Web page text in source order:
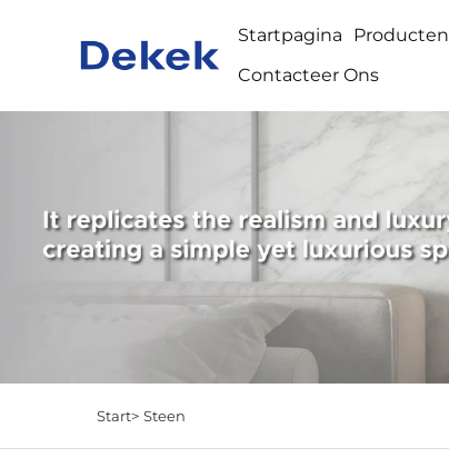
Startpagina Producten
Contacteer Ons
Start> Steen